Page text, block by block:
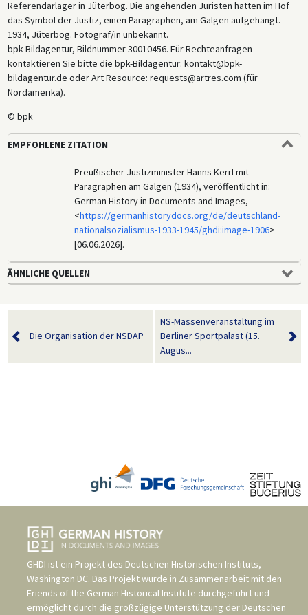
Referendarlager in Jüterbog. Die angehenden Juristen hatten im Hof
das Symbol der Justiz, einen Paragraphen, am Galgen aufgehängt.
1934, Jüterbog. Fotograf/in unbekannt.
bpk-Bildagentur, Bildnummer 30010456. Für Rechteanfragen
kontaktieren Sie bitte die bpk-Bildagentur: kontakt@bpk-
bildagentur.de oder Art Resource: requests@artres.com (für
Nordamerika).
© bpk
EMPFOHLENE ZITATION
Preußischer Justizminister Hanns Kerrl mit
Paragraphen am Galgen (1934), veröffentlicht in:
German History in Documents and Images,
<https://germanhistorydocs.org/de/deutschland-
nationalsozialismus-1933-1945/ghdi:image-1906>
[06.06.2026].
ÄHNLICHE QUELLEN
Die Organisation der NSDAP
NS-Massenveranstaltung im
Berliner Sportpalast (15.
Augus...
GHDI ist ein Projekt des Deutschen Historischen Instituts,
Washington DC. Das Projekt wurde in Zusammenarbeit mit den
Friends of the German Historical Institute durchgeführt und
ermöglicht durch die großzügige Unterstützung der Deutschen